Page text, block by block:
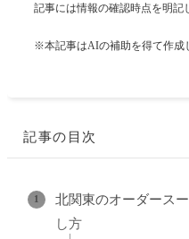
記事には情報の確認時点を明記
※本記事はAIの補助を得て作成
記事の目次
北関東のオーダース
し方